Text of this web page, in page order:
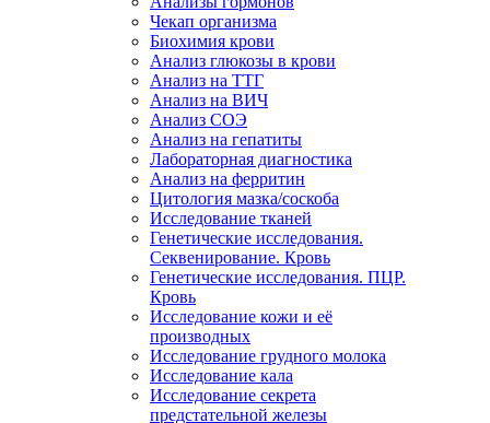
Чекап организма
Биохимия крови
Анализ глюкозы в крови
Анализ на ТТГ
Анализ на ВИЧ
Анализ СОЭ
Анализ на гепатиты
Лабораторная диагностика
Анализ на ферритин
Цитология мазка/соскоба
Исследование тканей
Генетические исследования.
Секвенирование. Кровь
Генетические исследования. ПЦР.
Кровь
Исследование кожи и её
производных
Исследование грудного молока
Исследование кала
Исследование секрета
предстательной железы